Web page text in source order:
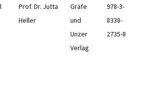
Prof. Dr. Jutta
Heller
Gräfe
und
Unzer
Verlag
978-3-
8338-
2735-8